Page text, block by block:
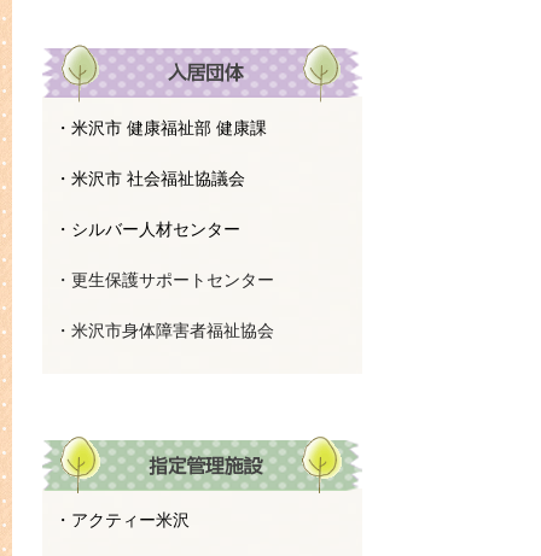
・米沢市 健康福祉部 健康課
・米沢市 社会福祉協議会
・シルバー人材センター
・更生保護サポートセンター
・米沢市身体障害者福祉協会
・アクティー米沢